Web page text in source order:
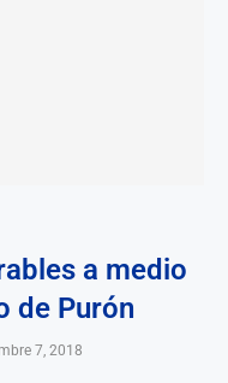
a medio
de Purón
7, 2018